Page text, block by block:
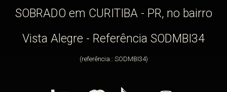
SOBRADO em CURITIBA - PR, no bairro
Vista Alegre - Referência SODMBI34
(referência.: SODMBI34)